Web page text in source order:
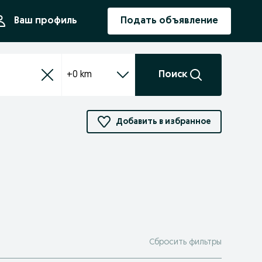
Ваш профиль Подать объявление
+0 km Поиск
Добавить в избранное
Сбросить фильтры